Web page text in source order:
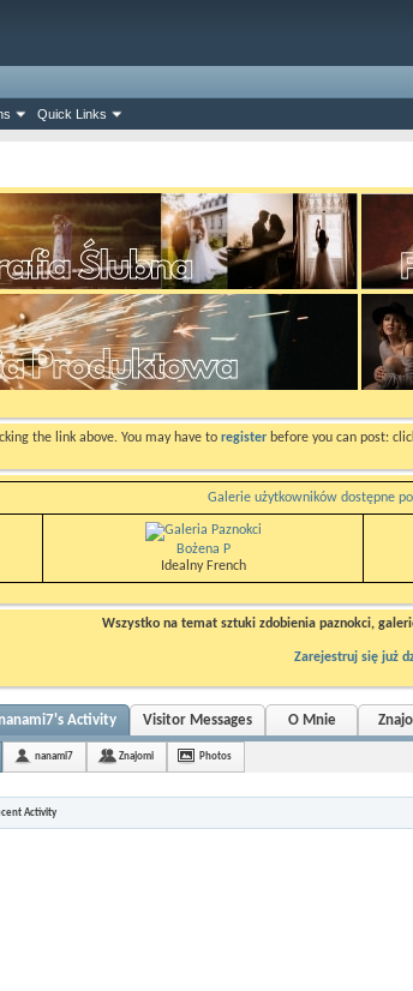
Quick Links
the link above. You may have to register before you can post:
Galerie użytkowników dostępne
Bożena P
Idealny French
Wszystko na temat sztuki zdobienia paznokci,
Zarejestruj się już
Activity Visitor Messages O Mnie
nanami7 Znajomi Photos
Activity